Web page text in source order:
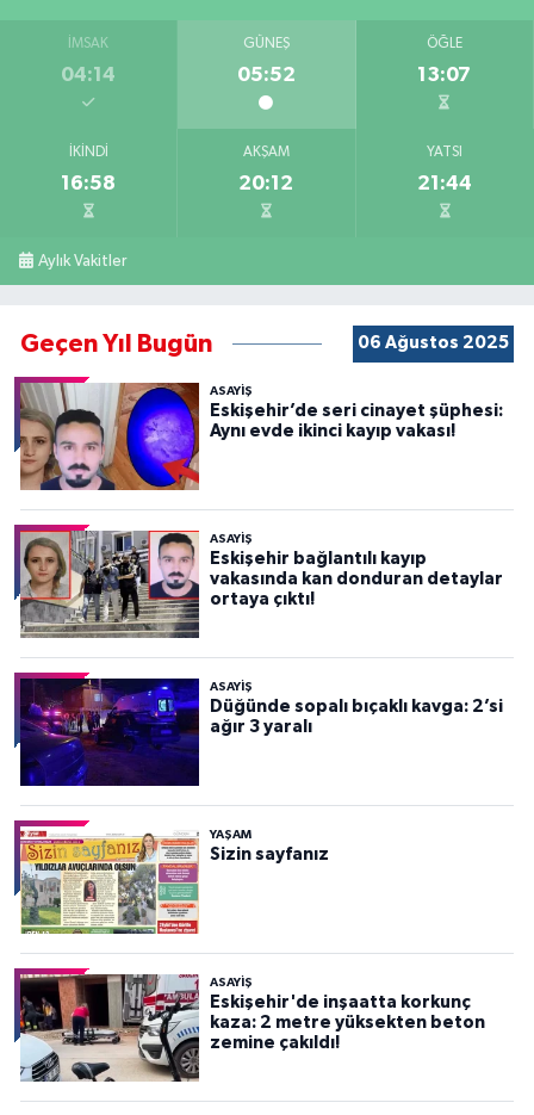
İMSAK
04:14
GÜNEŞ
05:52
ÖĞLE
13:07
İKINDI
16:58
AKŞAM
20:12
YATSI
21:44
Aylık Vakitler
Geçen Yıl Bugün 06 Ağustos 2025
ASAYİŞ
Eskişehir’de seri cinayet şüphesi:
Aynı evde ikinci kayıp vakası!
ASAYİŞ
Eskişehir bağlantılı kayıp
vakasında kan donduran detaylar
ortaya çıktı!
ASAYİŞ
Düğünde sopalı bıçaklı kavga: 2’si
ağır 3 yaralı
YAŞAM
Sizin sayfanız
ASAYİŞ
Eskişehir'de inşaatta korkunç
kaza: 2 metre yüksekten beton
zemine çakıldı!